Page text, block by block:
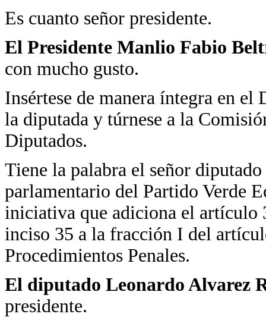
Es cuanto señor presidente.
El Presidente Manlio Fabio
con mucho gusto.
Insértese de manera íntegra en
la diputada y túrnese a la
Diputados.
Tiene la palabra el señor
parlamentario del Partido Verde
iniciativa que adiciona el artículo
inciso 35 a la fracción I del
Procedimientos Penales.
El diputado Leonardo Alvarez
presidente.